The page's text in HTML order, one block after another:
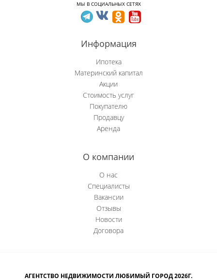
МЫ В СОЦИАЛЬНЫХ СЕТЯХ
Информация
Ипотека
Материнский капитал
Акции
Стоимость услуг
Покупателю
Продавцу
Аренда
О компании
О нас
Специалисты
Вакансии
Отзывы
Новости
Договора
АГЕНТСТВО НЕДВИЖИМОСТИ ЛЮБИМЫЙ ГОРОД 2026Г.